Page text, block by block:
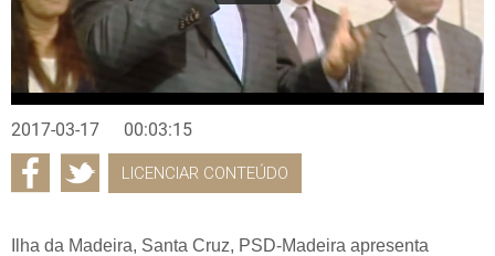
2017-03-17 00:03:15
LICENCIAR CONTEÚDO
Ilha da Madeira, Santa Cruz, PSD-Madeira apresenta